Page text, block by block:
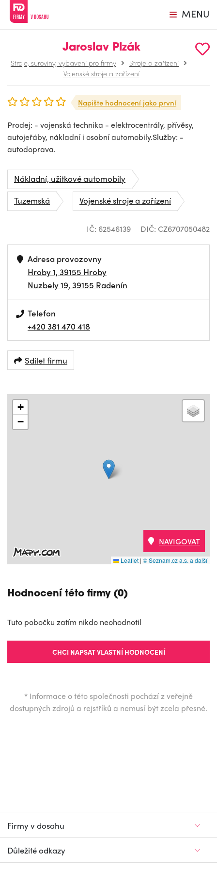
MENU
Jaroslav Plzák
Stroje, suroviny, vybavení pro firmy
Stroje a zařízení
Vojenské stroje a zařízení
Napište hodnocení jako první
Prodej: - vojenská technika - elektrocentrály, přívěsy,
autojeřáby, nákladní i osobní automobily.Služby: -
autodoprava.
Nákladní, užitkové automobily
Tuzemská
Vojenské stroje a zařízení
IČ: 62546139 DIČ: CZ6707050482
Adresa provozovny
Hroby 1, 39155 Hroby
Nuzbely 19, 39155 Radenín
Telefon
+420 381 470 418
Sdílet firmu
+
−
Leaflet | © Seznam.cz a.s. a další
NAVIGOVAT
Hodnocení této firmy (0)
Tuto pobočku zatím nikdo neohodnotil
CHCI NAPSAT VLASTNÍ HODNOCENÍ
* Informace o této společnosti pochází z veřejně
dostupných zdrojů a rejstříků a nemusí být zcela přesné.
Firmy v dosahu
Důležité odkazy